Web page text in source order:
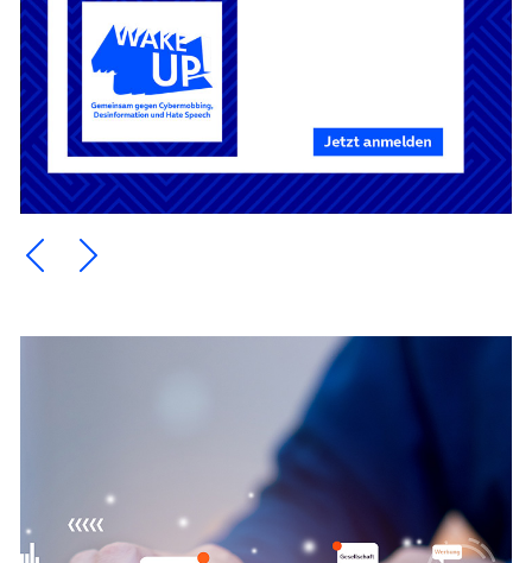
Ein Element zurück blättern
Ein Element weiter blättern